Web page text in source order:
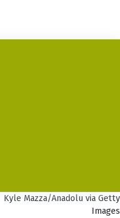
Kyle Mazza/Anadolu via Getty
Images